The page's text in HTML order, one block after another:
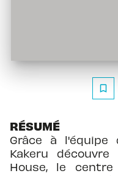
bookmark_border
RÉSUMÉ
Grâce à l'équipe
Kakeru
House, le